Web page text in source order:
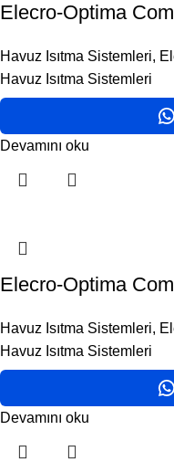
Elecro-Optima
Havuz Isıtma Sistemleri,
Havuz Isıtma Sistemleri
Devamını oku
Elecro-Optima
Havuz Isıtma Sistemleri,
Havuz Isıtma Sistemleri
Devamını oku